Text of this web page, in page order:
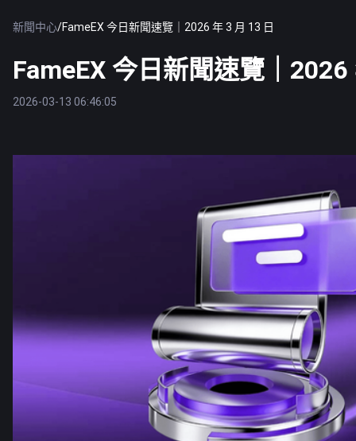
新聞中心/FameEX 今日新聞速覽｜2026 年 3 月 13 日
FameEX 今日新聞速覽｜
2026-03-13 06:46:05